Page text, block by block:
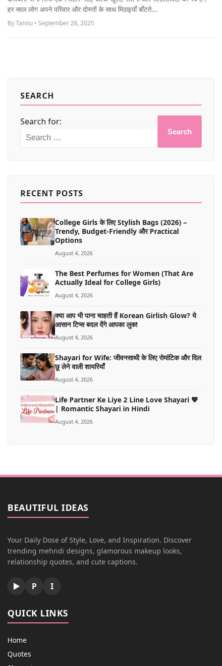
MORE
हर साल लोग अपने परिवार और दोस्तों के साथ मिठाइयाँ बाँटते...
By Tannu • September 28, 2025
SEARCH
Search for:
Search
RECENT POSTS
College Girls के लिए Stylish Bags (2026) –
Trendy, Budget-Friendly और Practical
Options
August 4, 2026
The Best Perfumes for Women (That Are
Actually Ideal for College Girls)
August 4, 2026
क्या आप भी पाना चाहती हैं Korean Girlish Glow? ये
आसान टिप्स बदल देंगे आपका लुक!
August 4, 2026
Shayari for Wife: जीवनसाथी के लिए रोमांटिक और दिल
छू लेने वाली शायरियाँ
August 4, 2026
Life Partner Ke Liye 2 Line Love Shayari 💖
| Romantic Shayari in Hindi
August 4, 2026
BEAUTIFUL IDEAS
Your Daily Dose of Style, Love, and Inspiration. Discover
trending mehndi designs, glamorous makeup looks,
relationship quotes, and cute captions.
▶ P I
QUICK LINKS
Home
Quotes